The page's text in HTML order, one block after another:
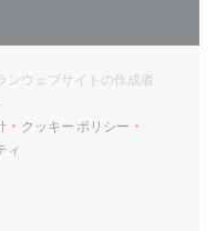
ンウェブサイトの作成者
きます))
ウィンドウで開きます))
クッキー ポリシー
((新しいウィンドウで
ィ
いウィンドウで開きます))